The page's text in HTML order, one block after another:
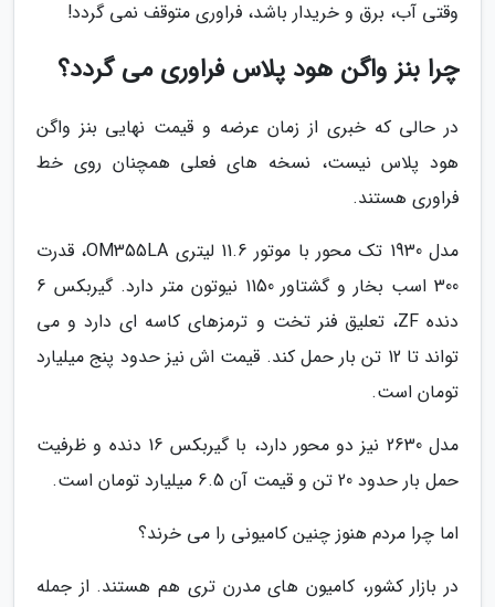
وقتی آب، برق و خریدار باشد، فراوری متوقف نمی گردد!
چرا بنز واگن هود پلاس فراوری می گردد؟
در حالی که خبری از زمان عرضه و قیمت نهایی بنز واگن
هود پلاس نیست، نسخه های فعلی همچنان روی خط
فراوری هستند.
مدل 1930 تک محور با موتور 11.6 لیتری OM355LA، قدرت
300 اسب بخار و گشتاور 1150 نیوتون متر دارد. گیربکس 6
دنده ZF، تعلیق فنر تخت و ترمزهای کاسه ای دارد و می
تواند تا 12 تن بار حمل کند. قیمت اش نیز حدود پنج میلیارد
تومان است.
مدل 2630 نیز دو محور دارد، با گیربکس 16 دنده و ظرفیت
حمل بار حدود 20 تن و قیمت آن 6.5 میلیارد تومان است.
اما چرا مردم هنوز چنین کامیونی را می خرند؟
در بازار کشور، کامیون های مدرن تری هم هستند. از جمله